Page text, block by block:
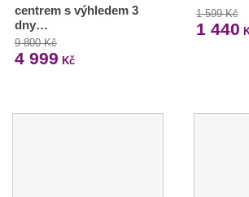
centrem s výhledem 3
dny…
9 800 Kč
4 999 Kč
1 599 Kč
1 440